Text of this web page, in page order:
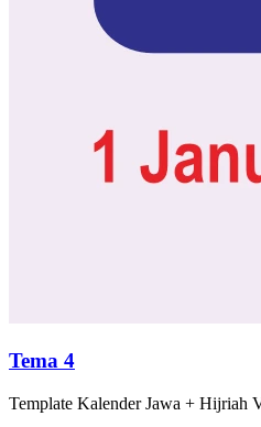
Tema 4
Template Kalender Jawa + Hijriah